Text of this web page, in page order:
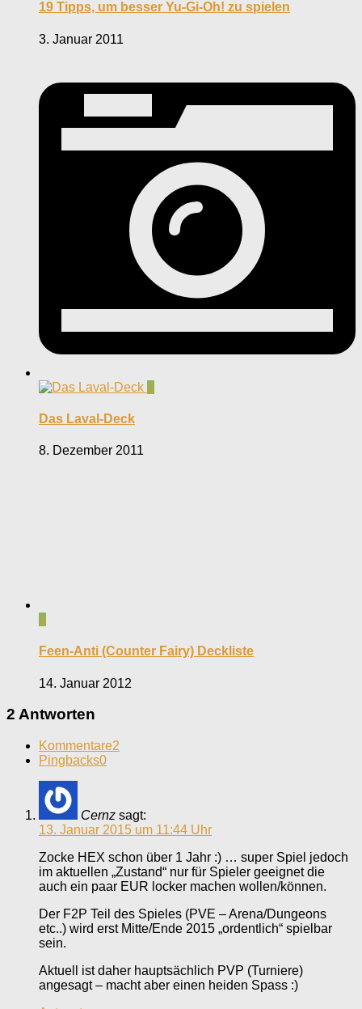
19 Tipps, um besser Yu-Gi-Oh! zu spielen
3. Januar 2011
0
Das Laval-Deck
8. Dezember 2011
4
Feen-Anti (Counter Fairy) Deckliste
14. Januar 2012
2 Antworten
Kommentare2
Pingbacks0
Cernz sagt:
13. Januar 2015 um 11:44 Uhr
Zocke HEX schon über 1 Jahr :) … super Spiel jedoch
im aktuellen „Zustand“ nur für Spieler geeignet die
auch ein paar EUR locker machen wollen/können.
Der F2P Teil des Spieles (PVE – Arena/Dungeons
etc..) wird erst Mitte/Ende 2015 „ordentlich“ spielbar
sein.
Aktuell ist daher hauptsächlich PVP (Turniere)
angesagt – macht aber einen heiden Spass :)